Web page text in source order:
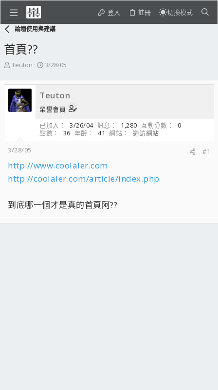
登入 註冊 切換模式
論壇使用與建議
首頁??
主
發
起
人
Teuton
開
日
期
3/28/05
Teuton
榮譽會員
已加入
3/26/04 訊息 1,280 互動分數
0
點數
36 年齡 41 網站
造訪網站
3/28/05
#1
http://www.coolaler.com
http://coolaler.com/article/index.php
到底哪一個才是真的首頁阿??